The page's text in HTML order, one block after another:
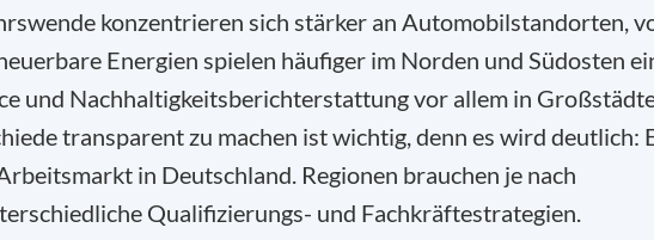
konzentrieren sich stärker an Automobilstandorten,
Energien spielen häufiger im Norden und Südosten
und Nachhaltigkeitsberichterstattung vor allem in
transparent zu machen ist wichtig, denn es wird deutlich:
in Deutschland. Regionen brauchen je nach
Qualifizierungs- und Fachkräftestrategien.